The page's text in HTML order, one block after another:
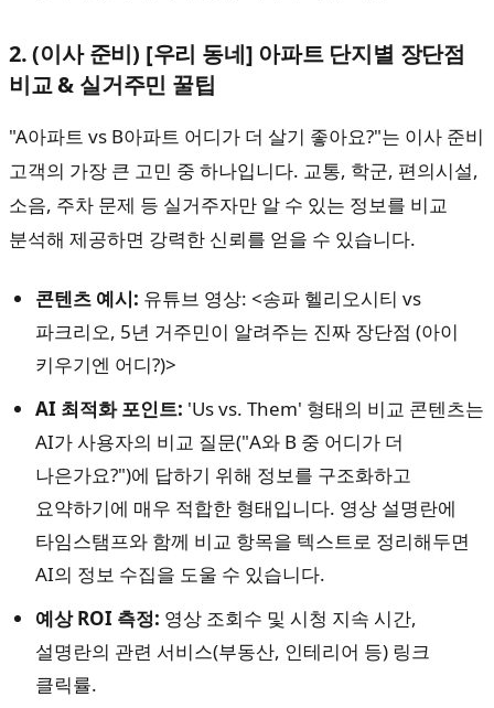
2. (이사 준비) [우리 동네] 아파트 단지별 장단점
비교 & 실거주민 꿀팁
"A아파트 vs B아파트 어디가 더 살기 좋아요?"는 이사 준비
고객의 가장 큰 고민 중 하나입니다. 교통, 학군, 편의시설,
소음, 주차 문제 등 실거주자만 알 수 있는 정보를 비교
분석해 제공하면 강력한 신뢰를 얻을 수 있습니다.
콘텐츠 예시: 유튜브 영상: <송파 헬리오시티 vs
파크리오, 5년 거주민이 알려주는 진짜 장단점 (아이
키우기엔 어디?)>
AI 최적화 포인트: 'Us vs. Them' 형태의 비교 콘텐츠는
AI가 사용자의 비교 질문("A와 B 중 어디가 더
나은가요?")에 답하기 위해 정보를 구조화하고
요약하기에 매우 적합한 형태입니다. 영상 설명란에
타임스탬프와 함께 비교 항목을 텍스트로 정리해두면
AI의 정보 수집을 도울 수 있습니다.
예상 ROI 측정: 영상 조회수 및 시청 지속 시간,
설명란의 관련 서비스(부동산, 인테리어 등) 링크
클릭률.